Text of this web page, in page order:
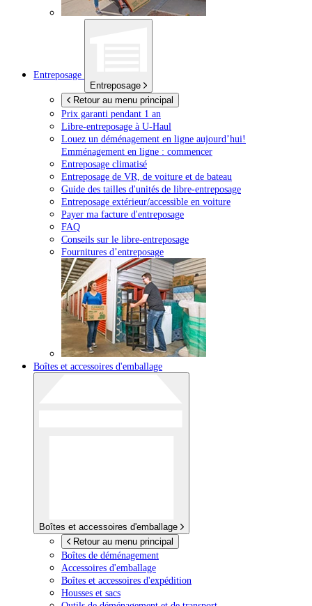
Entreposage
Entreposage
Retour au menu principal
Prix garanti pendant 1 an
Libre-entreposage à U-Haul
Louez un déménagement en ligne aujourd’hui!
Emménagement en ligne : commencer
Entreposage climatisé
Entreposage de VR, de voiture et de bateau
Guide des tailles d'unités de libre-entreposage
Entreposage extérieur/accessible en voiture
Payer ma facture d'entreposage
FAQ
Conseils sur le libre-entreposage
Fournitures d’entreposage
Boîtes et accessoires d'emballage
Boîtes et accessoires d'emballage
Retour au menu principal
Boîtes de déménagement
Accessoires d'emballage
Boîtes et accessoires d'expédition
Housses et sacs